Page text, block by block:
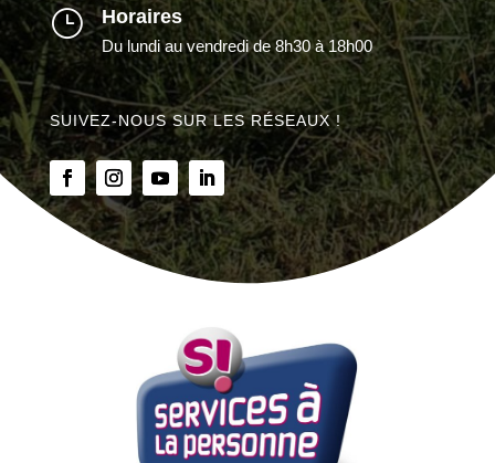
} Horaires
Du lundi au vendredi de 8h30 à 18h00
SUIVEZ-NOUS SUR LES RÉSEAUX !